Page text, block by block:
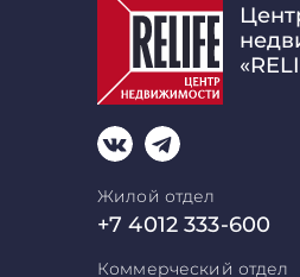
Жилой отдел
+7 4012 333-600
Коммерческий отдел